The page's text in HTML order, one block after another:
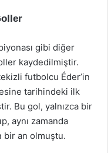
gibi diğer
kaydedilmiştir.
futbolcu Éder’in
tarihindeki ilk
Bu gol, yalnızca bir
aynı zamanda
bir an olmuştu.